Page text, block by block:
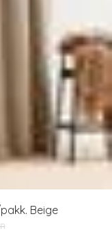
Beige